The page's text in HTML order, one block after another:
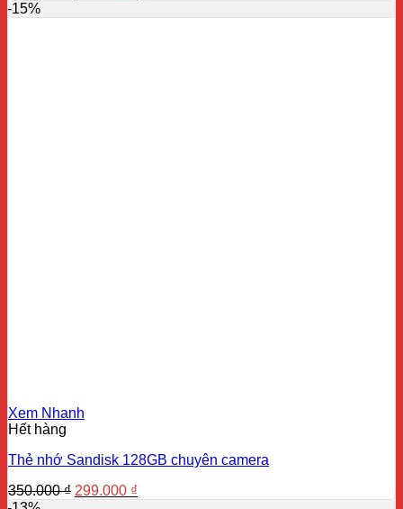
là:
tại
-15%
Xem Nhanh
Hết hàng
Thẻ nhớ Sandisk 128GB chuyên camera
350.000₫ Giá
299.000 ₫